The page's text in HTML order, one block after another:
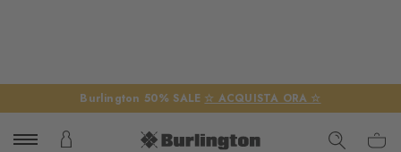
Burlington 50% SALE ☆ ACQUISTA ORA ☆